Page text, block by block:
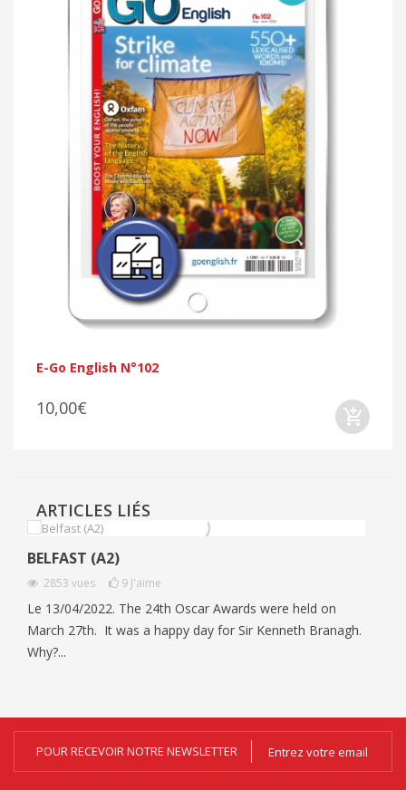
E-Go English N°102
10,00€
ARTICLES LIÉS
BELFAST (A2)
2853 vues 9 J'aime
Le 13/04/2022. The 24th Oscar Awards were held on
March 27th. It was a happy day for Sir Kenneth Branagh.
Why?...
POUR RECEVOIR NOTRE NEWSLETTER